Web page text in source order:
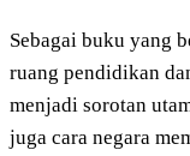
Sebagai buku yang
ruang pendidikan
menjadi sorotan
juga cara negara